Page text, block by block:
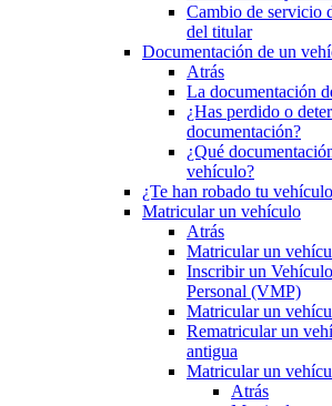
Cambio de servicio
del titular
Documentación de un
Atrás
La documentación
¿Has perdido o
documentación?
¿Qué
vehículo?
¿Te han robado tu
Matricular un vehículo
Atrás
Matricular un
Inscribir un
Personal (VMP)
Matricular un
Rematricular un
antigua
Matricular un
Atrás